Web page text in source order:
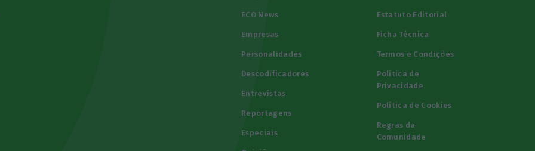
ECO News
Empresas
Personalidades
Descodificadores
Entrevistas
Reportagens
Especiais
Estatuto Editorial
Ficha Técnica
Termos e Condições
Política de
Privacidade
Política de Cookies
Regras da
Comunidade